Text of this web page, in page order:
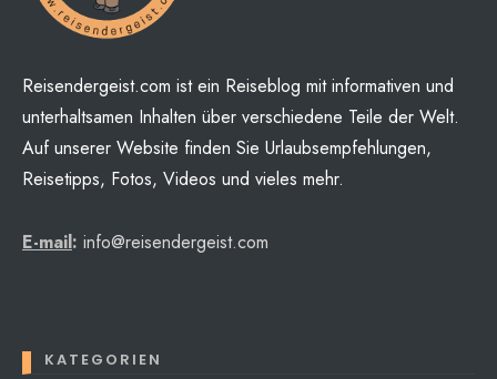
Reisendergeist.com ist ein Reiseblog mit informativen und
unterhaltsamen Inhalten über verschiedene Teile der Welt.
Auf unserer Website finden Sie Urlaubsempfehlungen,
Reisetipps, Fotos, Videos und vieles mehr.
E-mail: info@reisendergeist.com
KATEGORIEN